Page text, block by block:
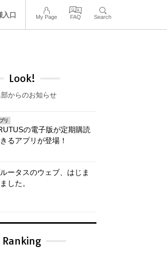
入口 My Page FAQ Search
Look!
からのお知らせ
リ
の電子版が定期購読
るアプリが登場！
ータスのウェブ、はじま
した。
Ranking